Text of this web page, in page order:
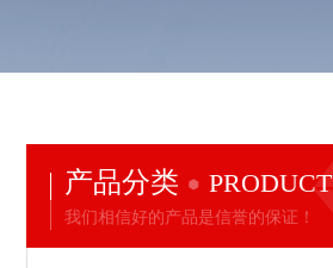
产品分类 PRODUCT
我们相信好的产品是信誉的保证！